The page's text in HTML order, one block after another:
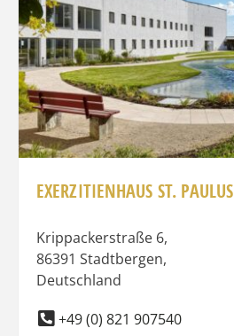
EXERZITIENHAUS ST. PAULUS
Krippackerstraße 6,
86391 Stadtbergen,
Deutschland
+49 (0) 821 907540